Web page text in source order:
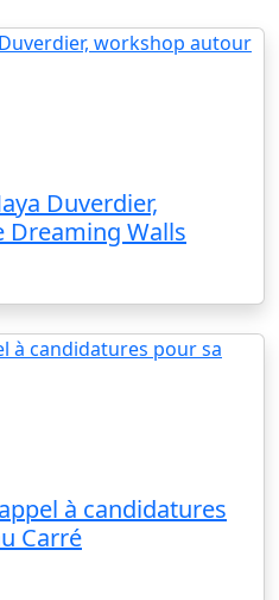
Duverdier,
Walls
à candidatures
Carré